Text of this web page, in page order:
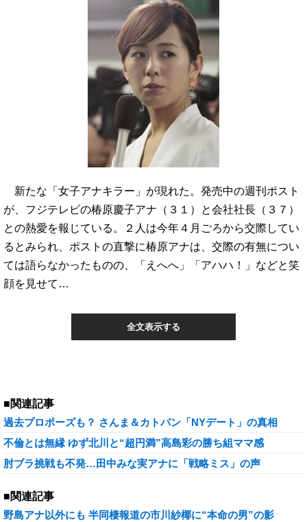
新たな「女子アナキラー」が現れた。発売中の週刊ポスト
が、フジテレビの椿原慶子アナ（３１）と会社社長（３７）
との熱愛を報じている。２人は今年４月ごろから交際してい
るとみられ、ポストの直撃に椿原アナは、交際の有無につい
ては語らなかったものの、「えへへ」「アハハ！」などと笑
顔を見せて…
全文表示する
■関連記事
過去プロポーズも？ さんま＆カトパン「NYデート」の真相
不倫とは無縁 ゆず北川と“超円満”高島彩の勝ち組ママ感
肘ブラ挑戦も不発…田中みな実アナに「戦略ミス」の声
■関連記事
野島アナ以外にも 半同棲報道の市川紗椰に“本命の男”の影